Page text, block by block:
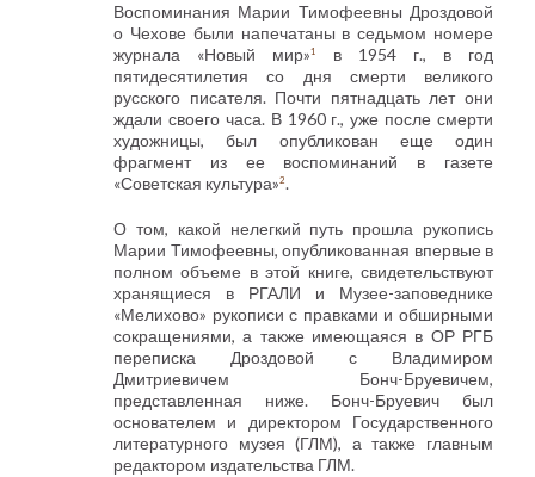
Воспоминания Марии Тимофеевны Дроздовой
о Чехове были напечатаны в седьмом номере
журнала «Новый мир»1
в 1954 г., в год
пятидесятилетия со дня смерти великого
русского писателя. Почти пятнадцать лет они
ждали своего часа. В 1960 г., уже после смерти
художницы, был опубликован еще один
фрагмент из ее воспоминаний в газете
«Советская культура»2.
О том, какой нелегкий путь прошла рукопись
Марии Тимофеевны, опубликованная впервые в
полном объеме в этой книге, свидетельствуют
хранящиеся в РГАЛИ и Музее-заповеднике
«Мелихово» рукописи с правками и обширными
сокращениями, а также имеющаяся в ОР РГБ
переписка Дроздовой с Владимиром
Дмитриевичем Бонч-Бруевичем,
представленная ниже. Бонч-Бруевич был
основателем и директором Государственного
литературного музея (ГЛМ), а также главным
редактором издательства ГЛМ.